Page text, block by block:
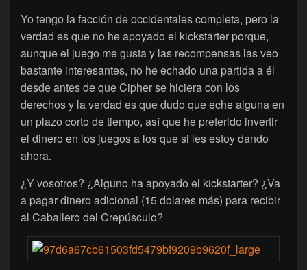
Yo tengo la facción de occidentales completa, pero la
verdad es que no he apoyado el kickstarter porque,
aunque el juego me gusta y las recompensas las veo
bastante interesantes, no he echado una partida a él
desde antes de que Cipher se hiciera con los
derechos y la verdad es que dudo que eche alguna en
un plazo corto de tiempo, así que he preferido invertir
el dinero en los juegos a los que si les estoy dando
ahora.
¿Y vosotros? ¿Alguno ha apoyado el kickstarter? ¿Va
a pagar dinero adicional (15 dolares más) para recibir
al Caballero del Crepúsculo?